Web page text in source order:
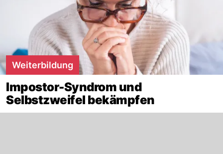
Weiterbildung
Impostor-Syndrom und
Selbstzweifel bekämpfen